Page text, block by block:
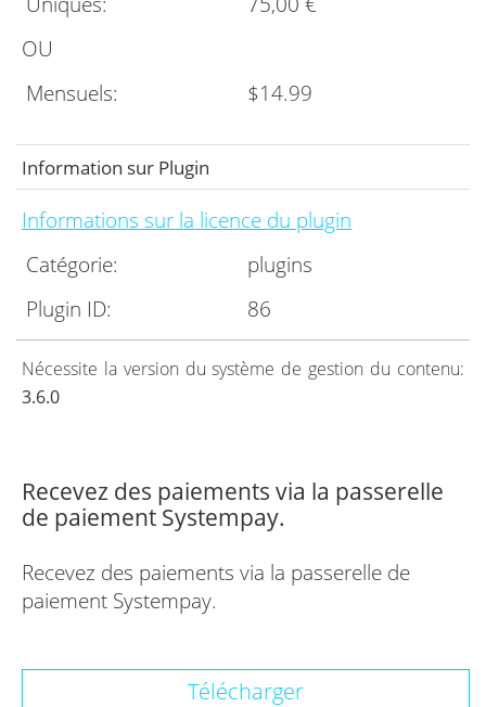
OU
Mensuels:
$14.99
Information sur Plugin
Informations sur la licence du plugin
Catégorie:
plugins
Plugin ID:
86
Nécessite la version du système de gestion du contenu:
3.6.0
Recevez des paiements via la passerelle
de paiement Systempay.
Recevez des paiements via la passerelle de
paiement Systempay.
Télécharger